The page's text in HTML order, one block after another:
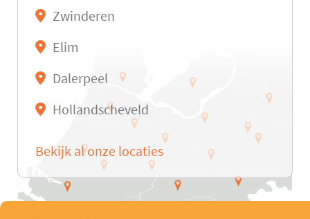
Zwinderen
Elim
Dalerpeel
Hollandscheveld
Bekijk al onze locaties